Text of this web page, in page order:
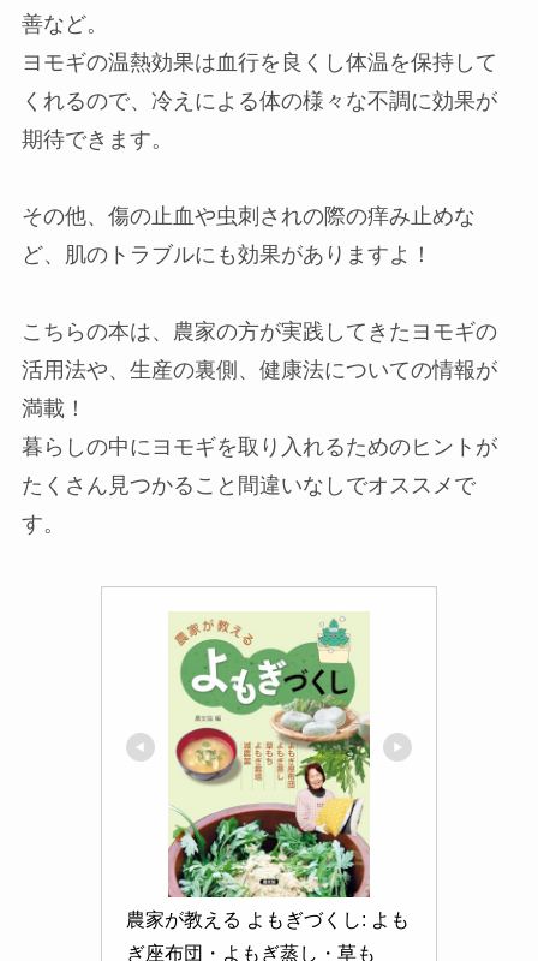
善など。
ヨモギの温熱効果は血行を良くし体温を保持して
くれるので、冷えによる体の様々な不調に効果が
期待できます。
その他、傷の止血や虫刺されの際の痒み止めな
ど、肌のトラブルにも効果がありますよ！
こちらの本は、農家の方が実践してきたヨモギの
活用法や、生産の裏側、健康法についての情報が
満載！
暮らしの中にヨモギを取り入れるためのヒントが
たくさん見つかること間違いなしでオススメで
す。
農家が教える よもぎづくし: よも
ぎ座布団・よもぎ蒸し・草も